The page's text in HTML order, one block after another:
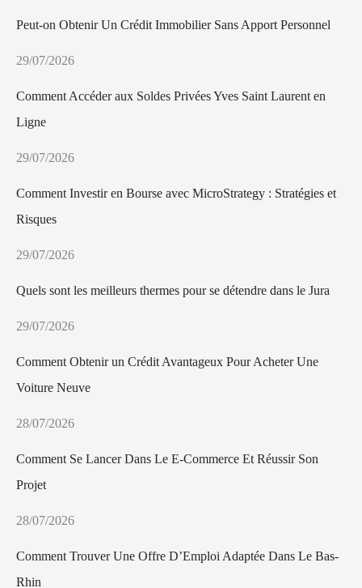
Peut-on Obtenir Un Crédit Immobilier Sans Apport Personnel
29/07/2026
Comment Accéder aux Soldes Privées Yves Saint Laurent en
Ligne
29/07/2026
Comment Investir en Bourse avec MicroStrategy : Stratégies et
Risques
29/07/2026
Quels sont les meilleurs thermes pour se détendre dans le Jura
29/07/2026
Comment Obtenir un Crédit Avantageux Pour Acheter Une
Voiture Neuve
28/07/2026
Comment Se Lancer Dans Le E-Commerce Et Réussir Son
Projet
28/07/2026
Comment Trouver Une Offre D’Emploi Adaptée Dans Le Bas-
Rhin